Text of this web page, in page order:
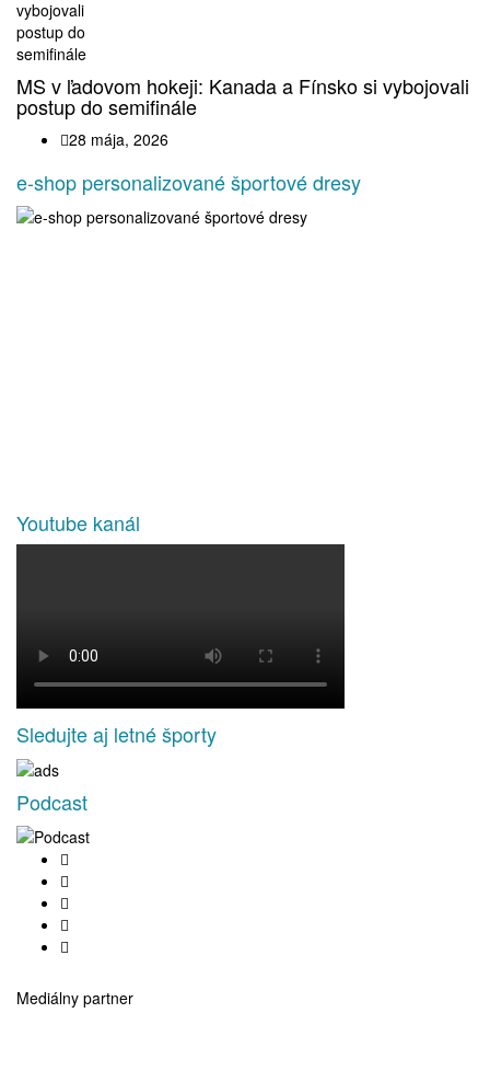
MS v ľadovom hokeji: Kanada a Fínsko si vybojovali
postup do semifinále
28 mája, 2026
e-shop personalizované športové dresy
Youtube kanál
Sledujte aj letné športy
Podcast
Mediálny partner